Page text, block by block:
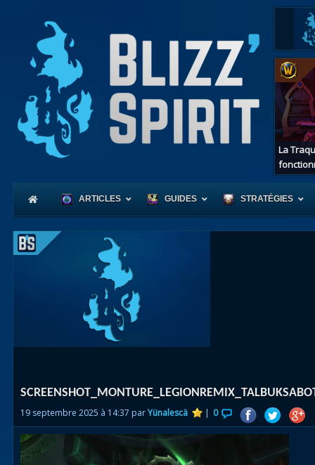
La
ARTICLES GUIDES
des îles
STRATÉGIES
19 septembre 2025 à 14:37 parYünalescä | 0